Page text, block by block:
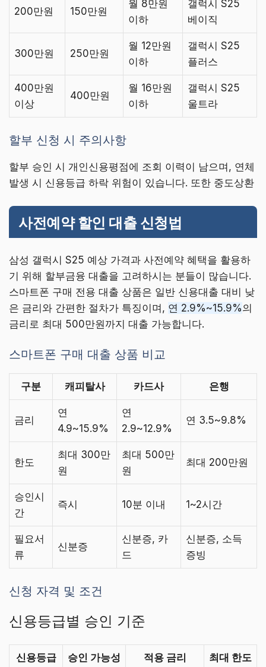
200만원 150만원
월 8만원
이하
갤럭시 S25
베이직
300만원 250만원
월 12만원
이하
갤럭시 S25
플러스
400만원
이상
400만원
월 16만원
이하
갤럭시 S25
울트라
할부 신청 시 주의사항
할부 승인 시 개인신용평점에 조회 이력이 남으며, 연체
발생 시 신용등급 하락 위험이 있습니다. 또한 중도상환
사전예약 할인 대출 신청법
삼성 갤럭시 S25 예상 가격과 사전예약 혜택을 활용하
기 위해 할부금융 대출을 고려하시는 분들이 많습니다.
스마트폰 구매 전용 대출 상품은 일반 신용대출 대비 낮
은 금리와 간편한 절차가 특징이며, 연 2.9%~15.9%의
금리로 최대 500만원까지 대출 가능합니다.
스마트폰 구매 대출 상품 비교
구분 캐피탈사 카드사 은행
금리
연
4.9~15.9%
연
2.9~12.9%
연 3.5~9.8%
한도
최대 300만
원
최대 500만
원
최대 200만원
승인시
간
즉시 10분 이내 1~2시간
필요서
류
신분증
신분증, 카
드
신분증, 소득
증빙
신청 자격 및 조건
신용등급별 승인 기준
신용등급 승인 가능성 적용 금리 최대 한도